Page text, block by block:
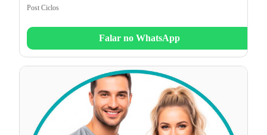
Post Ciclos
Falar no WhatsApp